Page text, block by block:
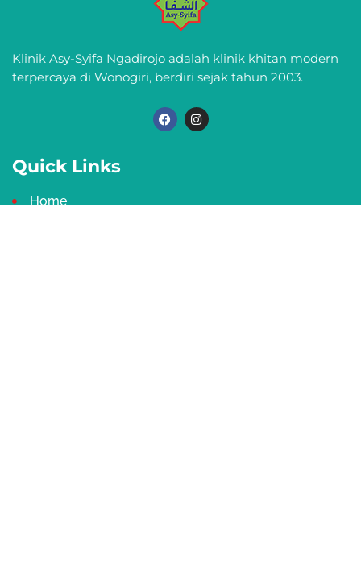
Klinik Asy-Syifa Ngadirojo adalah klinik khitan modern
terpercaya di Wonogiri, berdiri sejak tahun 2003.
F
a
c
I
n
s
m
Quick Links
Home